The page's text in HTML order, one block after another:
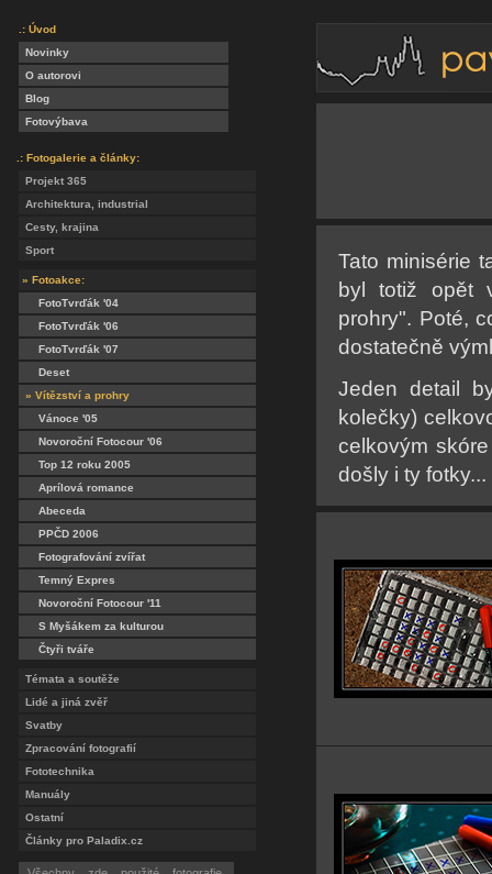
.: Úvod
Novinky
O autorovi
Blog
Fotovýbava
.: Fotogalerie a články:
Projekt 365
Architektura, industrial
Cesty, krajina
Sport
» Fotoakce:
FotoTvrďák '04
FotoTvrďák '06
FotoTvrďák '07
Deset
» Vítězství a prohry
Vánoce '05
Novoroční Fotocour '06
Top 12 roku 2005
Aprílová romance
Abeceda
PPČD 2006
Fotografování zvířat
Temný Expres
Novoroční Fotocour '11
S Myšákem za kulturou
Čtyři tváře
Témata a soutěže
Lidé a jiná zvěř
Svatby
Zpracování fotografií
Fototechnika
Manuály
Ostatní
Články pro Paladix.cz
Tato minisérie
byl totiž opět
prohry". Poté,
dostatečně
Jeden detail
kolečky)
celkovým
došly i ty fotky...